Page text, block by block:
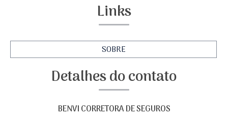
Links
SOBRE
Detalhes do contato
BENVI CORRETORA DE SEGUROS